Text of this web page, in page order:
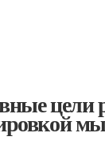
цели